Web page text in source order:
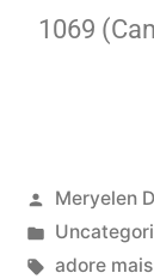
1069
Meryelen
adore